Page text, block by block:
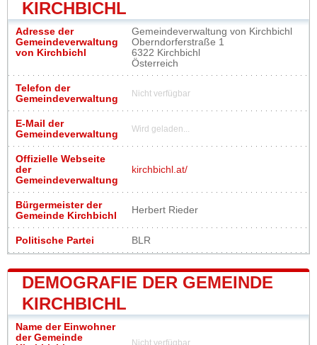
KIRCHBICHL
Adresse der
Gemeindeverwaltung
von Kirchbichl
Gemeindeverwaltung von Kirchbichl
Oberndorferstraße 1
6322 Kirchbichl
Österreich
Telefon der
Gemeindeverwaltung
Nicht verfügbar
E-Mail der
Gemeindeverwaltung
Wird geladen...
Offizielle Webseite
der
Gemeindeverwaltung
kirchbichl.at/
Bürgermeister der
Gemeinde Kirchbichl
Herbert Rieder
Politische Partei BLR
DEMOGRAFIE DER GEMEINDE
KIRCHBICHL
Name der Einwohner
der Gemeinde
Nicht verfügbar